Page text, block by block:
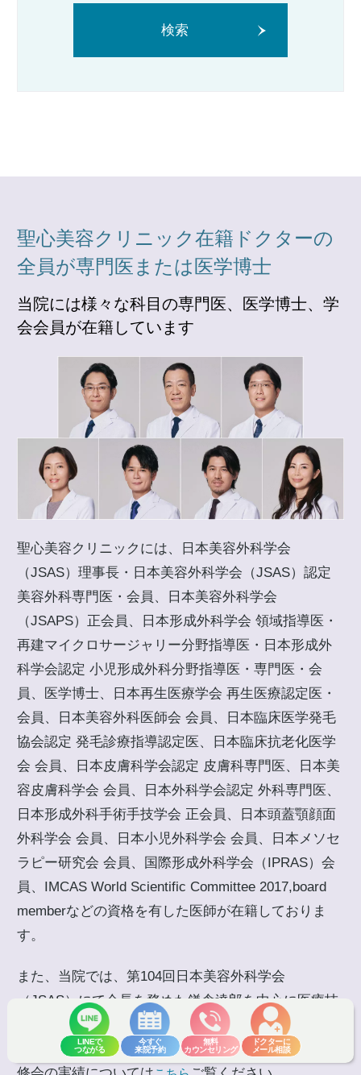
LINEで
つながる
今すぐ
来院予約
無料
カウンセリング
ドクターに
メール相談
検索
聖心美容クリニック在籍ドクターの
全員が専門医または医学博士
当院には様々な科目の専門医、医学博士、学
会会員が在籍しています
聖心美容クリニックには、日本美容外科学会
（JSAS）理事長・日本美容外科学会（JSAS）認定
美容外科専門医・会員、日本美容外科学会
（JSAPS）正会員、日本形成外科学会 領域指導医・
再建マイクロサージャリー分野指導医・日本形成外
科学会認定 小児形成外科分野指導医・専門医・会
員、医学博士、日本再生医療学会 再生医療認定医・
会員、日本美容外科医師会 会員、日本臨床医学発毛
協会認定 発毛診療指導認定医、日本臨床抗老化医学
会 会員、日本皮膚科学会認定 皮膚科専門医、日本美
容皮膚科学会 会員、日本外科学会認定 外科専門医、
日本形成外科手術手技学会 正会員、日本頭蓋顎顔面
外科学会 会員、日本小児外科学会 会員、日本メソセ
ラピー研究会 会員、国際形成外科学会（IPRAS）会
員、IMCAS World Scientific Committee 2017,board
memberなどの資格を有した医師が在籍しておりま
す。
また、当院では、第104回日本美容外科学会
（JSAS）にて会長を務めた鎌倉達郎を中心に医療技
術向上のため、院内外、国内国外を問わず様々な勉
強会や技術研修会を実施しております。勉強会・研